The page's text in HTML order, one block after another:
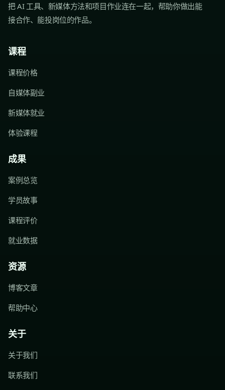
把 AI 工具、新媒体方法和项目作业连在一起，帮助你做出能
接合作、能投岗位的作品。
课程
课程价格
自媒体副业
新媒体就业
体验课程
成果
案例总览
学员故事
课程评价
就业数据
资源
博客文章
帮助中心
关于
关于我们
联系我们